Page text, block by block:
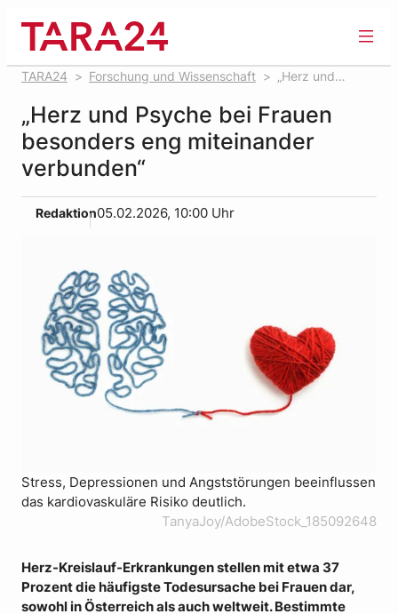
springen
TARA24 Forschung und Wissenschaft
„Herz und
„Herz und Psyche bei Frauen
besonders eng miteinander
verbunden“
Redaktion05.02.2026, 10:00 Uhr
Stress, Depressionen und Angststörungen beeinflussen
das kardiovaskuläre Risiko deutlich.
TanyaJoy/AdobeStock_185092648
Herz-Kreislauf-Erkrankungen stellen mit etwa 37
Prozent die häufigste Todesursache bei Frauen dar,
sowohl in Österreich als auch weltweit. Bestimmte